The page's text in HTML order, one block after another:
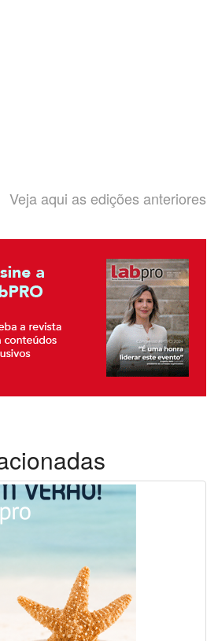
Veja aqui as edições anteriores